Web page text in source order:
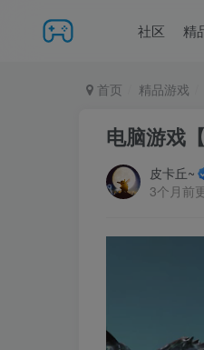
社区 精
首页 精品游戏
电脑游戏
皮卡丘~
3个月前